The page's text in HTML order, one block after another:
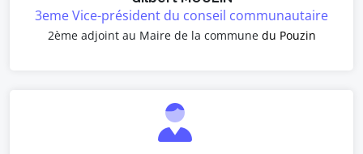
3eme Vice-président du conseil communautaire
2ème adjoint au Maire de la commune du Pouzin